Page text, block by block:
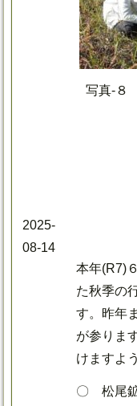
写真-８
2025-
08-14
本年(R7)
た秋季の
す。昨年
が参りま
けますよ
〇 松尾